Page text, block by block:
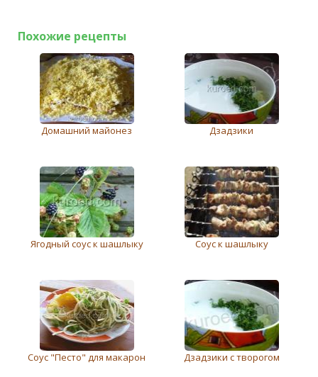
Похожие рецепты
Домашний майонез Дзадзики
Ягодный соус к шашлыку Соус к шашлыку
Соус "Песто" для макарон Дзадзики с творогом